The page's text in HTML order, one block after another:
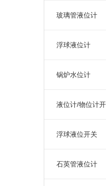
玻璃管液位计
浮球液位计
锅炉水位计
液位计/物位计
浮球液位开关
石英管液位计